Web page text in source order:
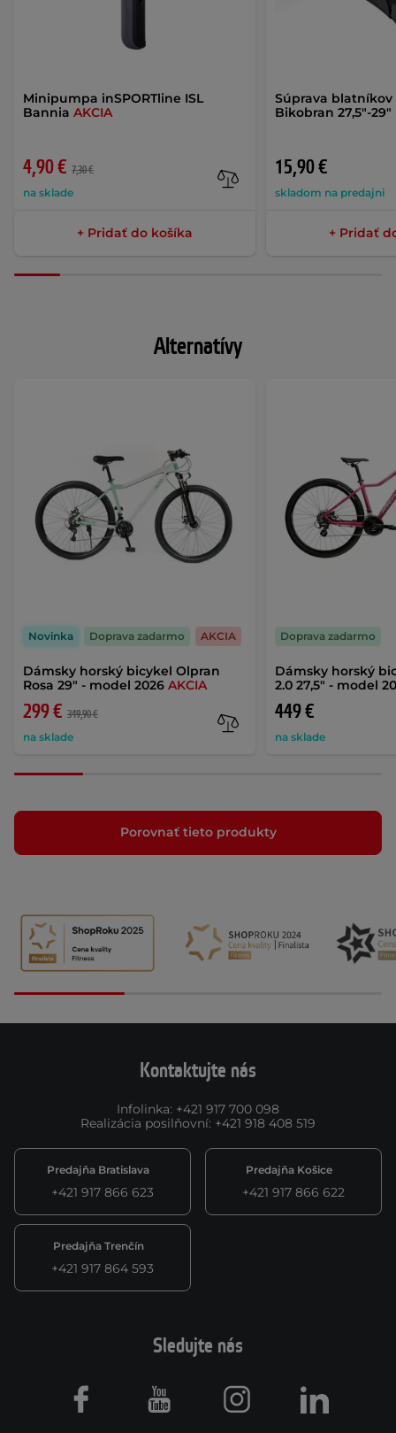
Minipumpa inSPORTline ISL
Bannia AKCIA
4,90 € 7,30 €
na sklade
+ Pridať do košíka
Súprava blatníkov
Bikobran 27,5"-29"
15,90 €
skladom na predajni
+ Pridať
Alternatívy
Dámsky horský bicykel Olpran
Rosa 29" - model 2026 AKCIA
299 € 349,90 €
na sklade
Novinka Doprava zadarmo AKCIA
Dámsky horský
2.0 27,5" - model
449 €
na sklade
Doprava zadarmo
Porovnať tieto produkty
Kontaktujte nás
Infolinka: +421 917 700 098
Realizácia posilňovní: +421 918 408 519
Predajňa Bratislava
+421 917 866 623
Predajňa Košice
+421 917 866 622
Predajňa Trenčín
+421 917 864 593
Sledujte nás
Facebook Youtube Instagram LinkedIn